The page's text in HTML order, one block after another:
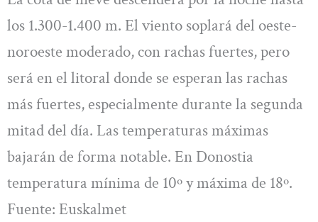
los 1.300-1.400 m. El viento soplará del oeste-
noroeste moderado, con rachas fuertes, pero
será en el litoral donde se esperan las rachas
más fuertes, especialmente durante la segunda
mitad del día. Las temperaturas máximas
bajarán de forma notable. En Donostia
temperatura mínima de 10º y máxima de 18º.
Fuente: Euskalmet